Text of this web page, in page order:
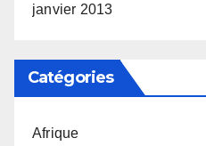
janvier 2013
Catégories
Afrique